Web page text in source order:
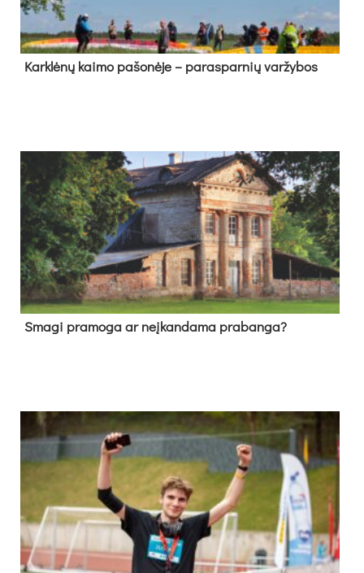
Kark­lė­nų kai­mo pa­šo­nė­je – pa­ras­par­nių var­žy­bos
Sma­gi pra­mo­ga ar neį­kan­da­ma pra­ban­ga?